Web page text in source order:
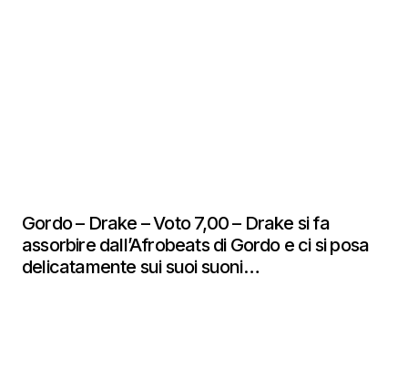
Gordo – Drake – Voto 7,00 – Drake si fa
assorbire dall’Afrobeats di Gordo e ci si posa
delicatamente sui suoi suoni…